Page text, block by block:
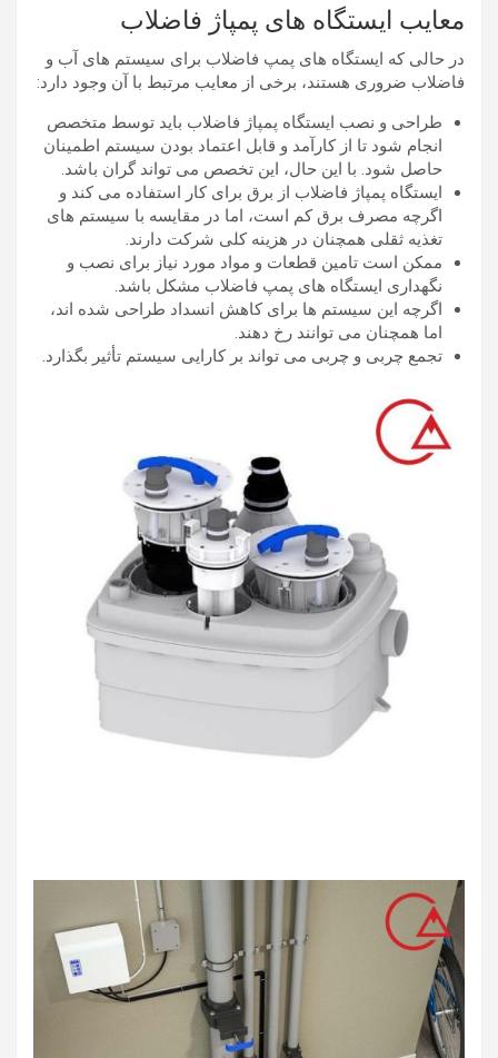
معایب ایستگاه های پمپاژ فاضلاب
در حالی که ایستگاه های پمپ فاضلاب برای سیستم های آب و
فاضلاب ضروری هستند، برخی از معایب مرتبط با آن وجود دارد:
طراحی و نصب ایستگاه پمپاژ فاضلاب باید توسط متخصص
انجام شود تا از کارآمد و قابل اعتماد بودن سیستم اطمینان
حاصل شود. با این حال، این تخصص می تواند گران باشد.
ایستگاه پمپاژ فاضلاب از برق برای کار استفاده می کند و
اگرچه مصرف برق کم است، اما در مقایسه با سیستم های
تغذیه ثقلی همچنان در هزینه کلی شرکت دارند.
ممکن است تامین قطعات و مواد مورد نیاز برای نصب و
نگهداری ایستگاه های پمپ فاضلاب مشکل باشد.
اگرچه این سیستم ها برای کاهش انسداد طراحی شده اند،
اما همچنان می توانند رخ دهند.
تجمع چربی و چربی می تواند بر کارایی سیستم تأثیر بگذارد.